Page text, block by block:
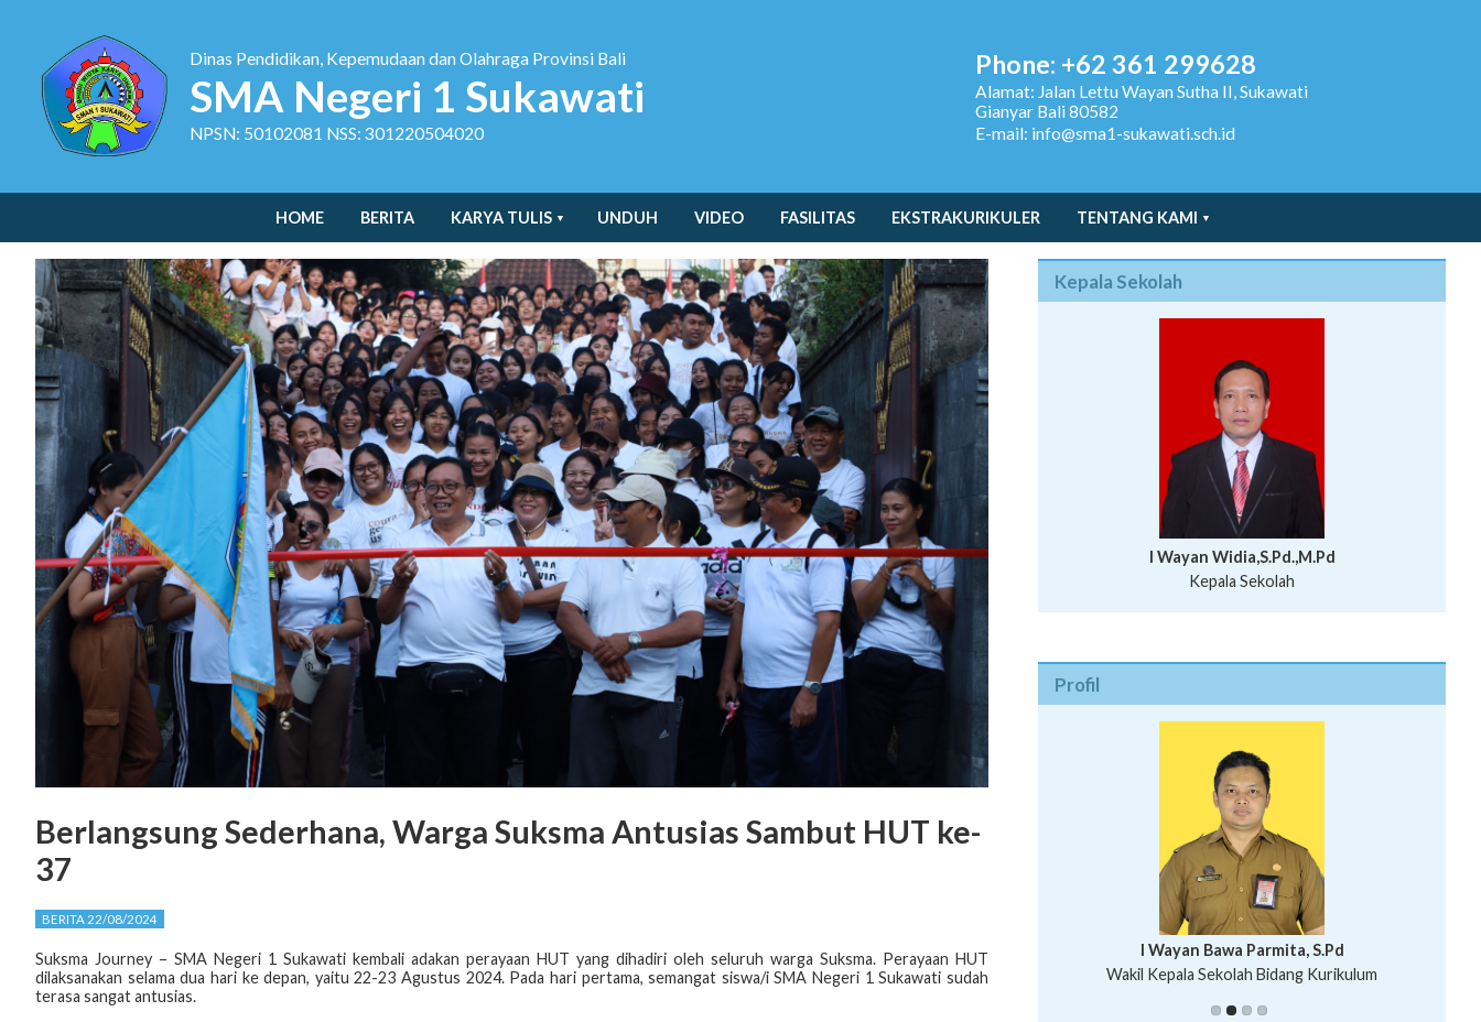
Dinas Pendidikan, Kepemudaan dan Olahraga Provinsi Bali
SMA Negeri 1 Sukawati
NPSN: 50102081 NSS: 301220504020
Phone: +62 361 299628
Alamat: Jalan Lettu Wayan Sutha II, Sukawati
Gianyar Bali 80582
E-mail: info@sma1-sukawati.sch.id
HOME BERITA KARYA TULIS UNDUH VIDEO FASILITAS EKSTRAKURIKULER TENTANG KAMI
Berlangsung Sederhana, Warga Suksma Antusias Sambut HUT ke-
37
BERITA 22/08/2024
Suksma Journey – SMA Negeri 1 Sukawati kembali adakan perayaan HUT yang dihadiri oleh seluruh warga Suksma. Perayaan HUT
dilaksanakan selama dua hari ke depan, yaitu 22-23 Agustus 2024. Pada hari pertama, semangat siswa/i SMA Negeri 1 Sukawati sudah
terasa sangat antusias.
Kepala Sekolah
I Wayan Widia,S.Pd.,M.Pd
Kepala Sekolah
Profil
Putu Suhartana, S.Pd.
I Wayan Bawa Parmita, S.Pd
Wakil Kepala Sekolah Bidang Kurikulum
I Wayan Gede Aditya Pratita, S.Pd., M.Sn
Ni Wayan Nopi Sutantri, S.Pd.